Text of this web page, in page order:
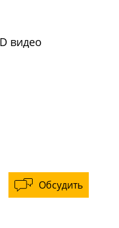
видео
Обсудить